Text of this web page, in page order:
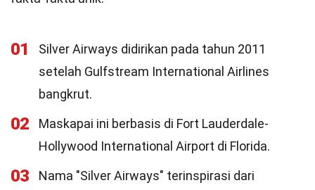
01
Silver Airways didirikan pada tahun 2011
setelah Gulfstream International Airlines
bangkrut.
02
Maskapai ini berbasis di Fort Lauderdale-
Hollywood International Airport di Florida.
03 Nama "Silver Airways" terinspirasi dari